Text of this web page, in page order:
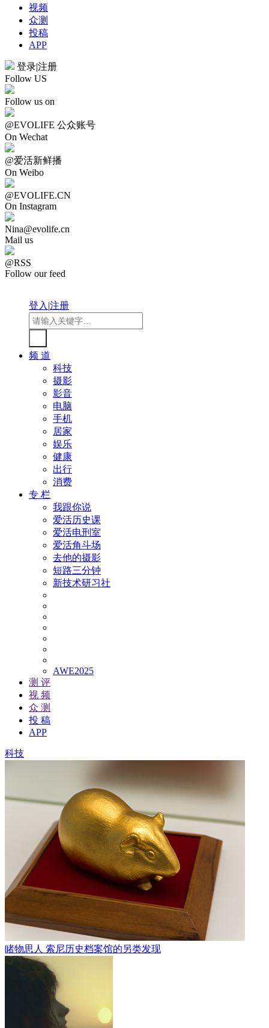
视频
众测
投稿
APP
登录|注册
Follow US
Follow us on
@EVOLIFE 公众账号
On Wechat
@爱活新鲜播
On Weibo
@EVOLIFE.CN
On Instagram
Nina@evolife.cn
Mail us
@RSS
Follow our feed
登入|注册
频 道
科技
摄影
影音
电脑
手机
居家
娱乐
健康
出行
消费
专 栏
我跟你说
爱活历史课
爱活电刑室
爱活角斗场
去他的摄影
短路三分钟
新技术研习社
AWE2025
测 评
视 频
众 测
投 稿
APP
科技
睹物思人 索尼历史档案馆的另类发现